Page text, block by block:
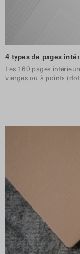
4 types de pages
Les 160 pages
vierges ou à points